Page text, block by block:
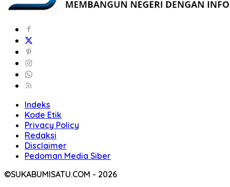
Indeks
Kode Etik
Privacy Policy
Redaksi
Disclaimer
Pedoman Media Siber
©SUKABUMISATU.COM - 2026